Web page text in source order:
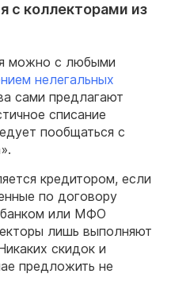
с коллекторами из
можно с любыми
нелегальных
сами предлагают
списание
пообщаться с
кредитором, если
по договору
банком или МФО
лишь выполняют
скидок и
предложить не